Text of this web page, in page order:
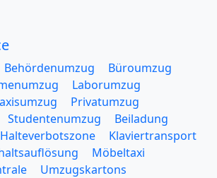
Behördenumzug
Büroumzug
Laborumzug
Privatumzug
Studentenumzug
Beiladung
Halteverbotszone
Klaviertransport
Möbeltaxi
Umzugskartons